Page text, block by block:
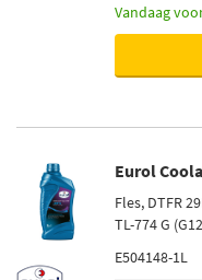
Toon meer
Voorraad
Niet op voorraad
Op voorraad (5157)
Vandaag
Eurol
Fles, DTFR
TL-774 G
E504148-1L